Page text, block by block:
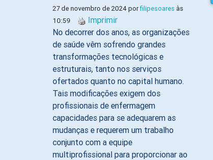
27 de novembro de 2024 porfilipesoares às
10:59
Imprimir
No decorrer dos anos, as organizações
de saúde vêm sofrendo grandes
transformações tecnológicas e
estruturais, tanto nos serviços
ofertados quanto no capital humano.
Tais modificações exigem dos
profissionais de enfermagem
capacidades para se adequarem as
mudanças e requerem um trabalho
conjunto com a equipe
multiprofissional para proporcionar ao